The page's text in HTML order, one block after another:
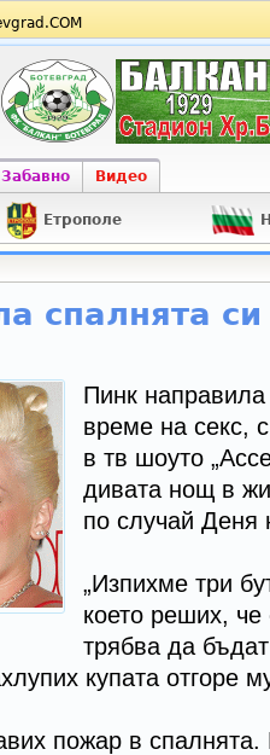
Забавно Видео
Етрополе
спалнята
Пинк
време на секс,
в тв шоуто
дивата нощ в
по случай Деня
„Изпихме три
което реших,
трябва да
купата отгоре
пожар в